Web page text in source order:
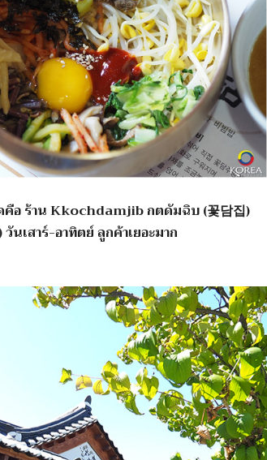
อ ร้าน Kkochdamjib กตดัมฉิบ (꽃담집)
เสาร์-อาทิตย์ ลูกค้าเยอะมาก